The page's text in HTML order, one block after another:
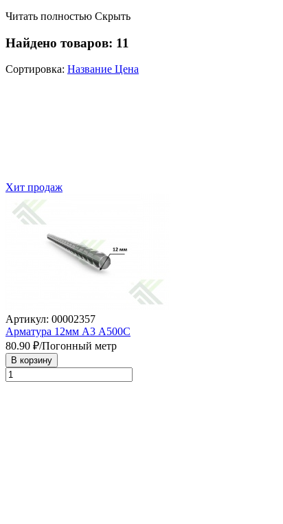
Читать полностью Скрыть
Найдено товаров: 11
Сортировка: Название Цена
Хит продаж
Артикул: 00002357
Арматура 12мм А3 А500С
80.90 ₽/Погонный метр
В корзину